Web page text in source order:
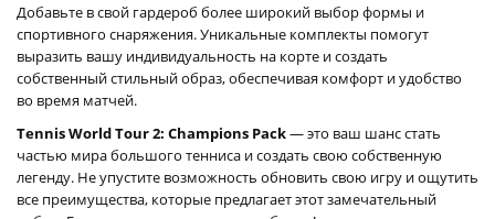
Добавьте в свой гардероб более широкий выбор формы и
спортивного снаряжения. Уникальные комплекты помогут
выразить вашу индивидуальность на корте и создать
собственный стильный образ, обеспечивая комфорт и удобство
во время матчей.
Tennis World Tour 2: Champions Pack— это ваш шанс стать
частью мира большого тенниса и создать свою собственную
легенду. Не упустите возможность обновить свою игру и ощутить
все преимущества, которые предлагает этот замечательный